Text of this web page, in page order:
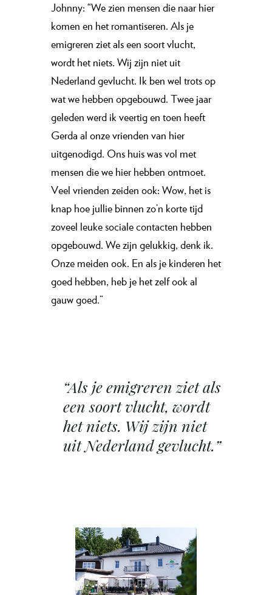
Johnny: “We zien mensen die naar hier
komen en het romantiseren. Als je
emigreren ziet als een soort vlucht,
wordt het niets. Wij zijn niet uit
Nederland gevlucht. Ik ben wel trots op
wat we hebben opgebouwd. Twee jaar
geleden werd ik veertig en toen heeft
Gerda al onze vrienden van hier
uitgenodigd. Ons huis was vol met
mensen die we hier hebben ontmoet.
Veel vrienden zeiden ook: Wow, het is
knap hoe jullie binnen zo’n korte tijd
zoveel leuke sociale contacten hebben
opgebouwd. We zijn gelukkig, denk ik.
Onze meiden ook. En als je kinderen het
goed hebben, heb je het zelf ook al
gauw goed.”
“Als je emigreren ziet als
een soort vlucht, wordt
het niets. Wij zijn niet
uit Nederland gevlucht.”